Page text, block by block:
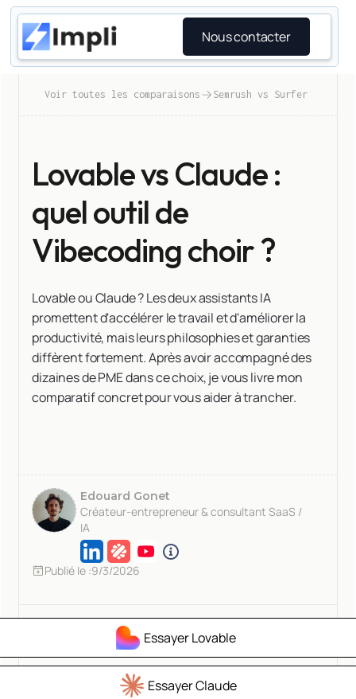
Nous contacter
Voir toutes les comparaisons Semrush vs Surfer
Lovable vs Claude :
quel outil de
Vibecoding choir ?
Lovable ou Claude ? Les deux assistants IA
promettent d'accélérer le travail et d'améliorer la
productivité, mais leurs philosophies et garanties
diffèrent fortement. Après avoir accompagné des
dizaines de PME dans ce choix, je vous livre mon
comparatif concret pour vous aider à trancher.
Edouard Gonet
Créateur-entrepreneur & consultant SaaS /
IA
Publié le :9/3/2026
Essayer Lovable
Essayer Claude